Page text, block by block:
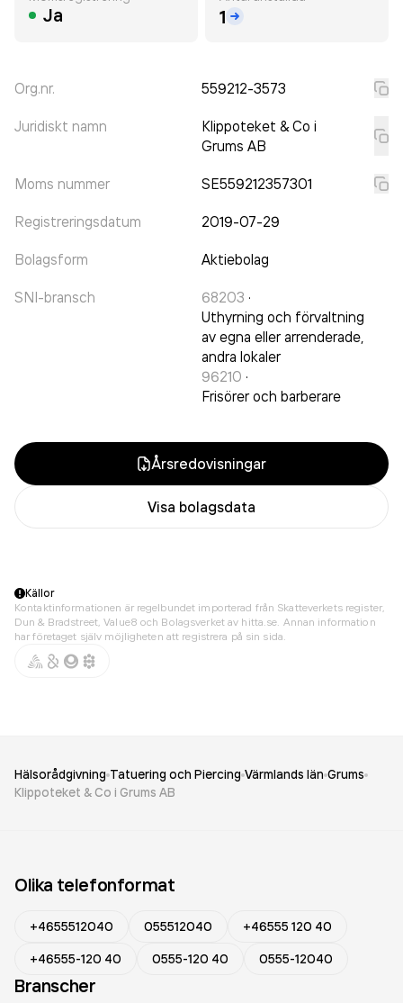
Ja 1
Org.nr. 559212-3573
Juridiskt namn
Klippoteket & Co i
Grums AB
Moms nummer SE559212357301
Registreringsdatum 2019-07-29
Bolagsform Aktiebolag
SNI-bransch 68203 ·
Uthyrning och förvaltning
av egna eller arrenderade,
andra lokaler
96210 ·
Frisörer och barberare
Årsredovisningar
Visa bolagsdata
Källor
Kontaktinformationen är regelbundet importerad från Skatteverkets register,
Dun & Bradstreet, Value8 och Bolagsverket av hitta.se. Annan information
har företaget själv möjligheten att registrera på sin sida.
Hälsorådgivning Tatuering och Piercing Värmlands län Grums
Klippoteket & Co i Grums AB
Olika telefonformat
+4655512040 055512040
+46555 120 40
+46555-120 40
0555-120 40 0555-12040
Branscher